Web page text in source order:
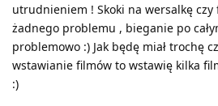
utrudnieniem ! Skoki na wersalkę czy
żadnego problemu , bieganie po
problemowo :) Jak będę miał trochę
wstawianie filmów to wstawię kilka
:)